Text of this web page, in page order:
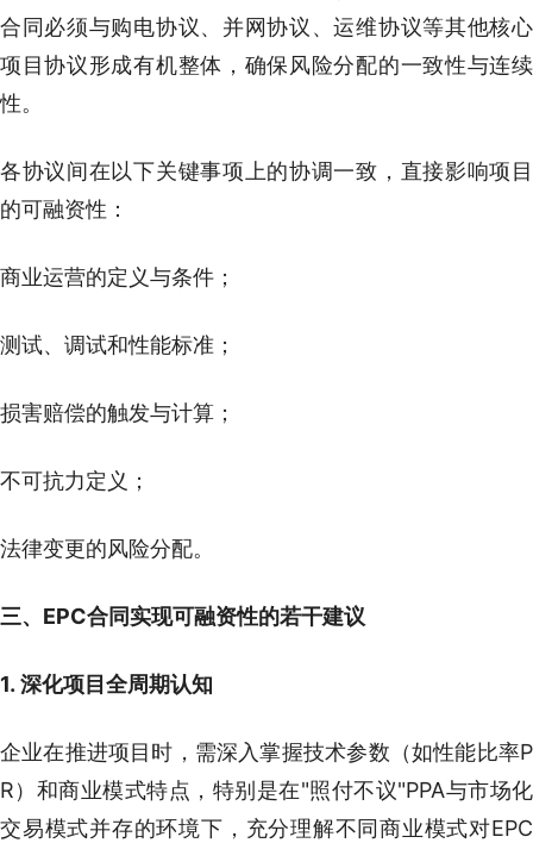
合同必须与购电协议、并网协议、运维协议等其他核心
项目协议形成有机整体，确保风险分配的一致性与连续
性。
各协议间在以下关键事项上的协调一致，直接影响项目
的可融资性：
商业运营的定义与条件；
测试、调试和性能标准；
损害赔偿的触发与计算；
不可抗力定义；
法律变更的风险分配。
三、EPC合同实现可融资性的若干建议
1. 深化项目全周期认知
企业在推进项目时，需深入掌握技术参数（如性能比率P
R）和商业模式特点，特别是在"照付不议"PPA与市场化
交易模式并存的环境下，充分理解不同商业模式对EPC